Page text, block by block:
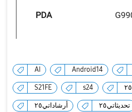
AI Android14
S21FE s24
أرشاداتي٢٥ تحديثاتي٢٥